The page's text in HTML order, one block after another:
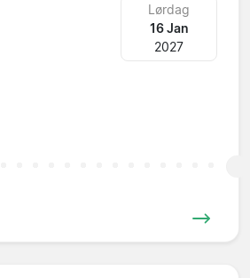
Lørdag
16 Jan
2027